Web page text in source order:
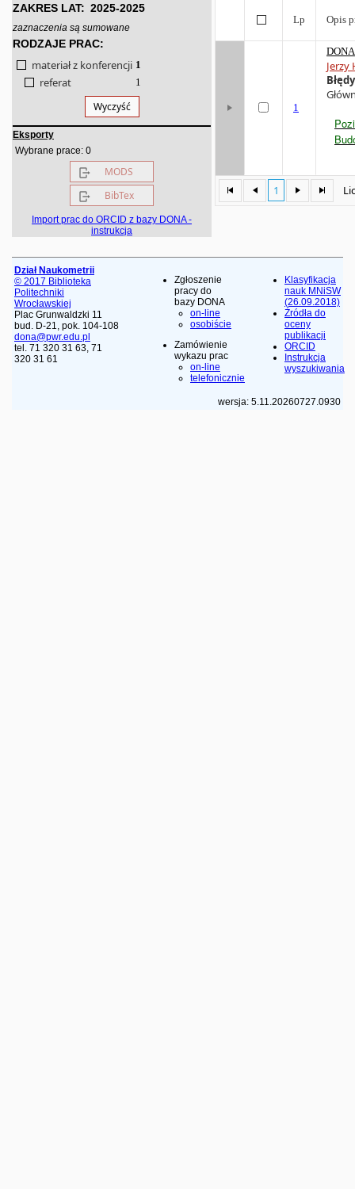
ZAKRES LAT: 2025-2025
zaznaczenia są sumowane
RODZAJE PRAC:
materiał z konferencji 1
referat 1
Wyczyść
Eksporty
Wybrane prace: 0
MODS
BibTex
Import prac do ORCID z bazy DONA -
instrukcja
Lp Opis
1
1
Jerzy
Dział Naukometrii
© 2017 Biblioteka
Politechniki
Wrocławskiej
Plac Grunwaldzki 11
bud. D-21, pok. 104-108
dona@pwr.edu.pl
tel. 71 320 31 63, 71
320 31 61
Zgłoszenie
pracy do
bazy DONA
on-line
osobiście
Zamówienie
wykazu prac
on-line
telefonicznie
Klasyfikacja
nauk MNiSW
(26.09.2018)
Źródła do
oceny
publikacji
ORCID
Instrukcja
wyszukiwania
wersja: 5.11.20260727.0930